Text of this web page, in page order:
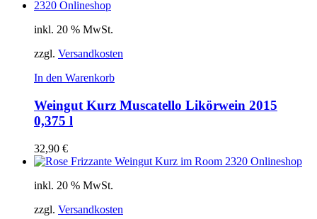
inkl. 20 % MwSt.
zzgl. Versandkosten
In den Warenkorb
Weingut Kurz Muscatello Likörwein 2015
0,375 l
32,90 €
inkl. 20 % MwSt.
zzgl. Versandkosten